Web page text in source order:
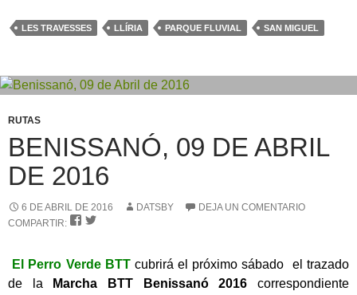
LES TRAVESSES LLÍRIA PARQUE FLUVIAL SAN MIGUEL
RUTAS
BENISSANÓ, 09 DE ABRIL
DE 2016
6 DE ABRIL DE 2016 DATSBY
DEJA UN COMENTARIO
COMPARTIR:
 
El Perro Verde BTT cubrirá el próximo sábado el trazado
de la
Marcha BTT Benissanó 2016 correspondiente